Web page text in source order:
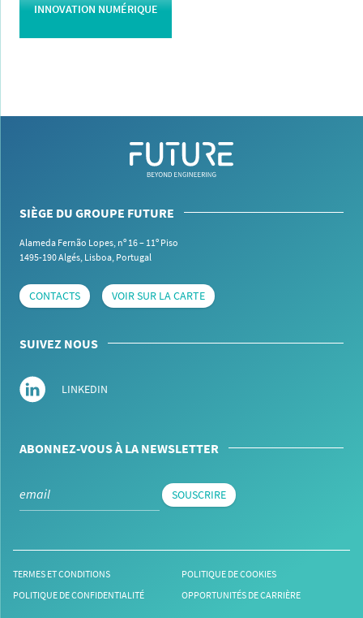
INNOVATION NUMÉRIQUE
SIÈGE DU GROUPE FUTURE
Alameda Fernão Lopes, nº 16 – 11º Piso
1495-190 Algés, Lisboa, Portugal
CONTACTS VOIR SUR LA CARTE
SUIVEZ NOUS
LINKEDIN
ABONNEZ-VOUS À LA NEWSLETTER
SOUSCRIRE
TERMES ET CONDITIONS
POLITIQUE DE COOKIES
POLITIQUE DE CONFIDENTIALITÉ
OPPORTUNITÉS DE CARRIÈRE